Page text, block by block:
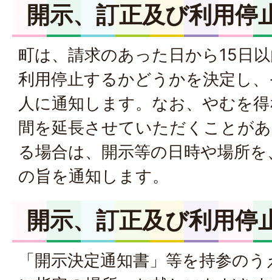
開示、訂正及び利用停
町は、請求のあった日から15日
利用停止するかどうかを決定し
人に通知します。なお、やむを
間を延長させていただくことが
る場合は、開示等の日時や場所
の旨を通知します。
開示、訂正及び利用停
「開示決定通知書」等を持参の